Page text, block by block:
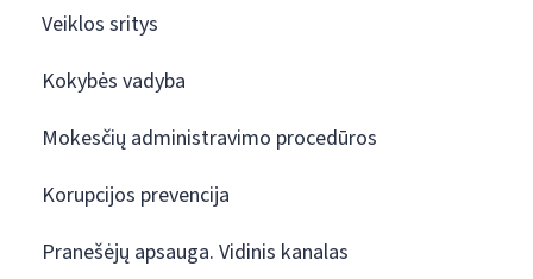
Veiklos sritys
Kokybės vadyba
Mokesčių administravimo procedūros
Korupcijos prevencija
Pranešėjų apsauga. Vidinis kanalas